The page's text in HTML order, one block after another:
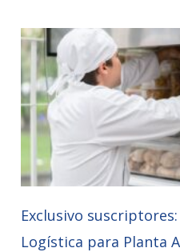
Exclusivo
Logística para Planta